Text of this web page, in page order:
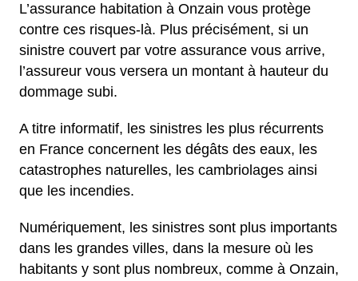
L’assurance habitation à Onzain vous protège
contre ces risques-là. Plus précisément, si un
sinistre couvert par votre assurance vous arrive,
l’assureur vous versera un montant à hauteur du
dommage subi.
A titre informatif, les sinistres les plus récurrents
en France concernent les dégâts des eaux, les
catastrophes naturelles, les cambriolages ainsi
que les incendies.
Numériquement, les sinistres sont plus importants
dans les grandes villes, dans la mesure où les
habitants y sont plus nombreux, comme à Onzain,